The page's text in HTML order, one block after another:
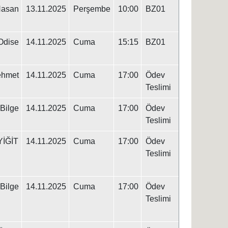
13.11.2025 Perşembe 10:00 BZ01
14.11.2025 Cuma 15:15 BZ01
14.11.2025 Cuma 17:00
Ödev
Teslimi
14.11.2025 Cuma 17:00
Ödev
Teslimi
14.11.2025 Cuma 17:00
Ödev
Teslimi
14.11.2025 Cuma 17:00
Ödev
Teslimi